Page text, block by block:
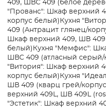
409, ШВС 409 (белое
"Прованс": Шкаф верхний
корпус белый) Кухня
409 (Антрацит глянец/
Шкаф верхний 409, ШВ
белый) Кухня "Мемфис":
ШВС 409 (атласный серый/
"Витория": Шкаф верхний
корпус белый) Кухня
ШВ 409 (кварц грей/
верхний 409L, ШВ 409L
"Эстетик": Шкаф верхний